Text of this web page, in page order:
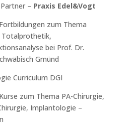
– Praxis Edel&Vogt
zum Thema
Totalprothetik,
bei Prof. Dr.
Gmünd
Curriculum DGI
zum Thema PA-Chirurgie,
Implantologie –